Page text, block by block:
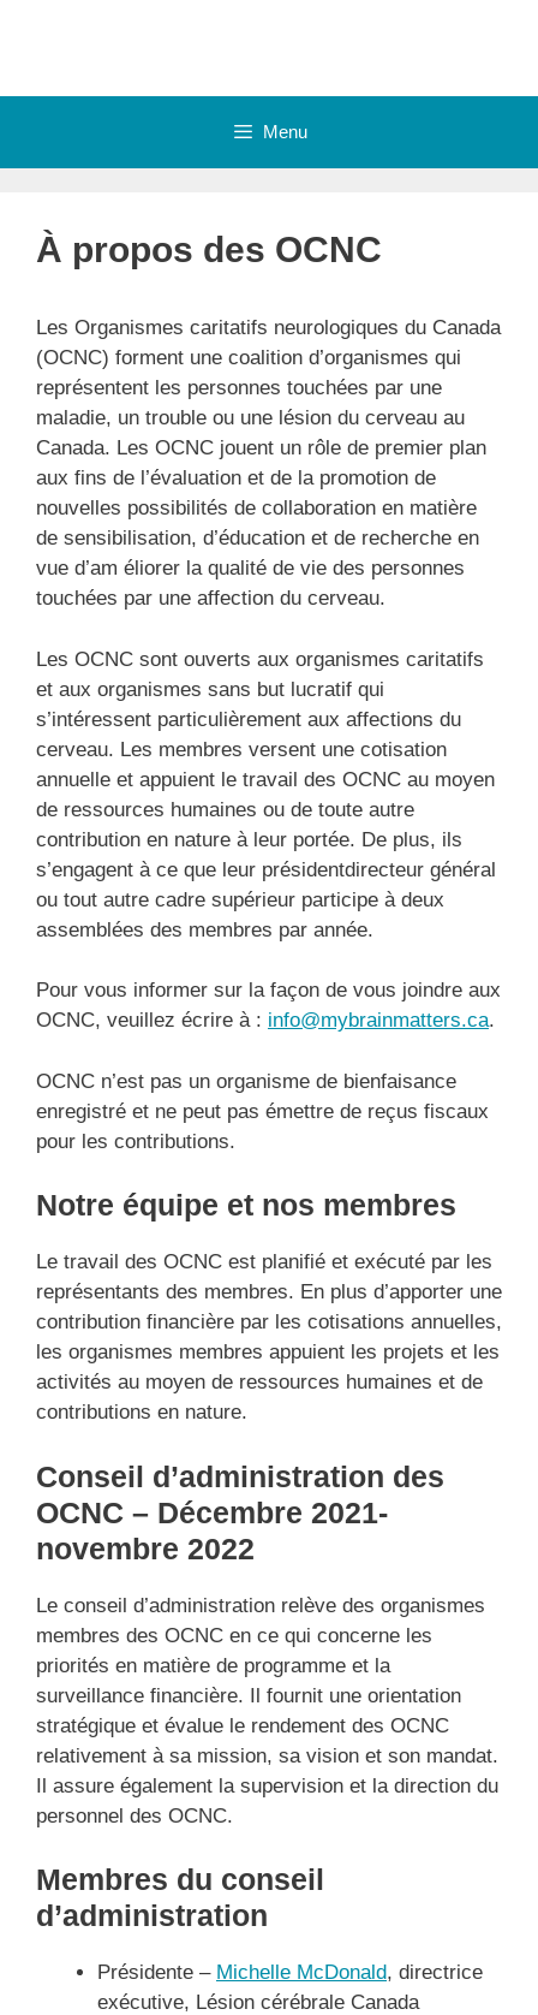
Menu
À propos des OCNC
Les Organismes caritatifs neurologiques du Canada
(OCNC) forment une coalition d’organismes qui
représentent les personnes touchées par une
maladie, un trouble ou une lésion du cerveau au
Canada. Les OCNC jouent un rôle de premier plan
aux fins de l’évaluation et de la promotion de
nouvelles possibilités de collaboration en matière
de sensibilisation, d’éducation et de recherche en
vue d’am éliorer la qualité de vie des personnes
touchées par une affection du cerveau.
Les OCNC sont ouverts aux organismes caritatifs
et aux organismes sans but lucratif qui
s’intéressent particulièrement aux affections du
cerveau. Les membres versent une cotisation
annuelle et appuient le travail des OCNC au moyen
de ressources humaines ou de toute autre
contribution en nature à leur portée. De plus, ils
s’engagent à ce que leur présidentdirecteur général
ou tout autre cadre supérieur participe à deux
assemblées des membres par année.
Pour vous informer sur la façon de vous joindre aux
OCNC, veuillez écrire à : info@mybrainmatters.ca.
OCNC n’est pas un organisme de bienfaisance
enregistré et ne peut pas émettre de reçus fiscaux
pour les contributions.
Notre équipe et nos membres
Le travail des OCNC est planifié et exécuté par les
représentants des membres. En plus d’apporter une
contribution financière par les cotisations annuelles,
les organismes membres appuient les projets et les
activités au moyen de ressources humaines et de
contributions en nature.
Conseil d’administration des
OCNC – Décembre 2021-
novembre 2022
Le conseil d’administration relève des organismes
membres des OCNC en ce qui concerne les
priorités en matière de programme et la
surveillance financière. Il fournit une orientation
stratégique et évalue le rendement des OCNC
relativement à sa mission, sa vision et son mandat.
Il assure également la supervision et la direction du
personnel des OCNC.
Membres du conseil
d’administration
Présidente – Michelle McDonald, directrice
exécutive, Lésion cérébrale Canada